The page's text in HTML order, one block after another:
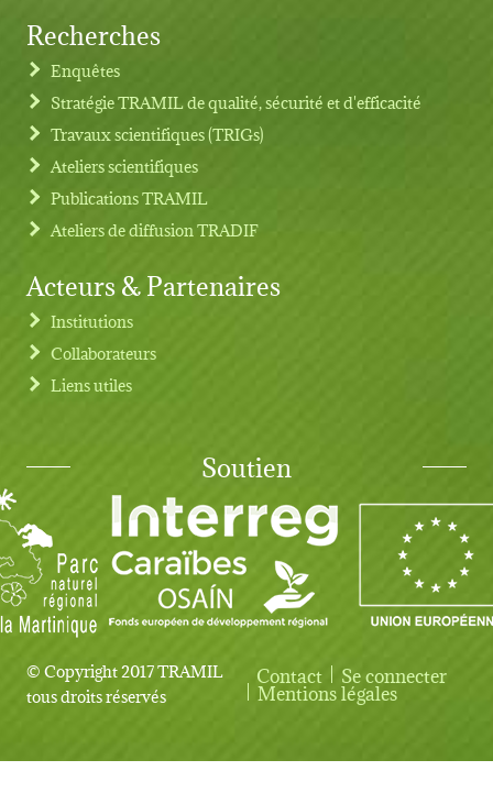
Footer menu
Recherches
Enquêtes
Stratégie TRAMIL de qualité, sécurité et d'efficacité
Travaux scientifiques (TRIGs)
Ateliers scientifiques
Publications TRAMIL
Ateliers de diffusion TRADIF
Acteurs & Partenaires
Institutions
Collaborateurs
Liens utiles
Soutien
© Copyright 2017 TRAMIL
tous droits réservés
User account menu
Contact Se connecter
Mentions légales